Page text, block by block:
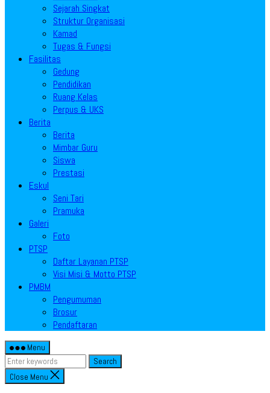
Sejarah Singkat
Struktur Organisasi
Kamad
Tugas & Fungsi
Fasilitas
Gedung
Pendidikan
Ruang Kelas
Perpus & UKS
Berita
Berita
Mimbar Guru
Siswa
Prestasi
Eskul
Seni Tari
Pramuka
Galeri
Foto
PTSP
Daftar Layanan PTSP
Visi Misi & Motto PTSP
PMBM
Pengumuman
Brosur
Pendaftaran
Menu
Search
Close Menu